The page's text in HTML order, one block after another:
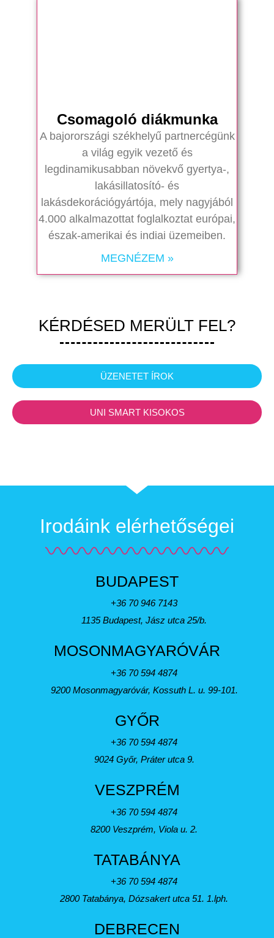
Csomagoló diákmunka
A bajorországi székhelyű partnercégünk
a világ egyik vezető és
legdinamikusabban növekvő gyertya-,
lakásillatosító- és
lakásdekorációgyártója, mely nagyjából
4.000 alkalmazottat foglalkoztat európai,
észak-amerikai és indiai üzemeiben.
MEGNÉZEM »
KÉRDÉSED MERÜLT FEL?
ÜZENETET ÍROK
UNI SMART KISOKOS
Irodáink elérhetőségei
BUDAPEST
+36 70 946 7143
1135 Budapest, Jász utca 25/b.
MOSONMAGYARÓVÁR
+36 70 594 4874
9200 Mosonmagyaróvár, Kossuth L. u. 99-101.
GYŐR
+36 70 594 4874
9024 Győr, Práter utca 9.
VESZPRÉM
+36 70 594 4874
8200 Veszprém, Viola u. 2.
TATABÁNYA
+36 70 594 4874
2800 Tatabánya, Dózsakert utca 51. 1.lph.
DEBRECEN